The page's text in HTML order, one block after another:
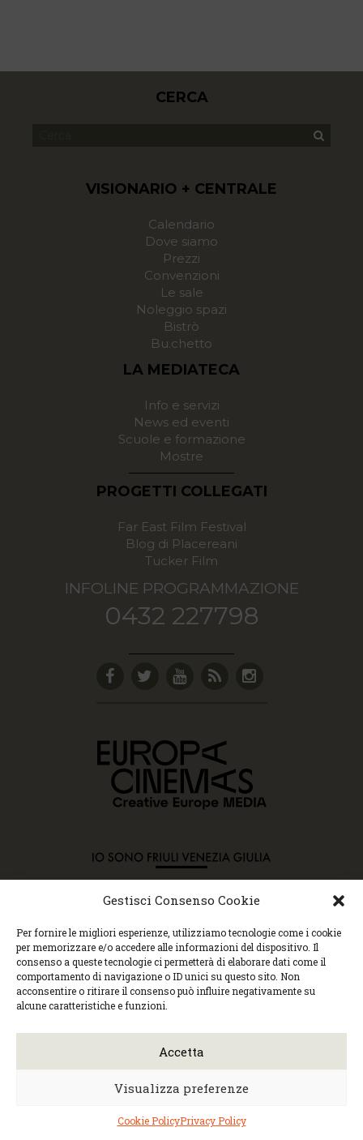
Gestisci Consenso Cookie
Per fornire le migliori esperienze, utilizziamo tecnologie come i cookie
per memorizzare e/o accedere alle informazioni del dispositivo. Il
consenso a queste tecnologie ci permetterà di elaborare dati come il
comportamento di navigazione o ID unici su questo sito. Non
acconsentire o ritirare il consenso può influire negativamente su
alcune caratteristiche e funzioni.
Accetta
Visualizza preferenze
Cookie PolicyPrivacy Policy
CERCA
VISIONARIO + CENTRALE
Calendario
Dove siamo
Prezzi
Convenzioni
Le sale
Noleggio spazi
Bistrò
Bu.chetto
LA MEDIATECA
Info e servizi
News ed eventi
Scuole e formazione
Mostre
PROGETTI COLLEGATI
Far East Film Festival
Blog di Placereani
Tucker Film
INFOLINE PROGRAMMAZIONE
0432 227798
Copyright © 2015 Cec, Tutti i diritti riservati. Nessun
contenuto può essere copiato o manipolato. Accedendo al
sito approvi la Policy sulla privacy e la Policy sui
contenuti.
Centro espressioni cinematografiche, via Villalta, 24 |
33100 Udine | tel. 0432 299545 | P.Iva 01295290306 |
cec@cecudine.org
504240
Web designMonica Faccio| Built by